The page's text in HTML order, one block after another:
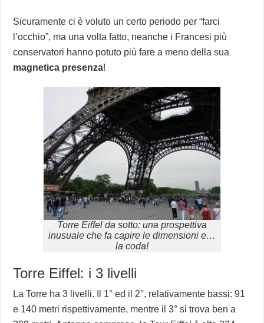
Sicuramente ci è voluto un certo periodo per “farci
l’occhio”, ma una volta fatto, neanche i Francesi più
conservatori hanno potuto più fare a meno della sua
magnetica presenza!
Torre Eiffel da sotto: una prospettiva
inusuale che fa capire le dimensioni e…
la coda!
Torre Eiffel: i 3 livelli
La Torre ha 3 livelli. Il 1° ed il 2°, relativamente bassi: 91
e 140 metri rispettivamente, mentre il 3° si trova ben a